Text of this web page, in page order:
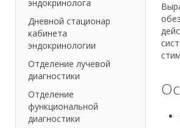
эндокринолога
Дневной стационар
кабинета
эндокринологии
Отделение лучевой
диагностики
Отделение
функциональной
диагностики